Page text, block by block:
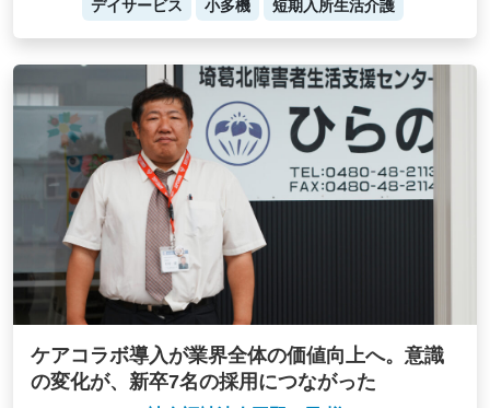
デイサービス
小多機 短期入所生活介護
ケアコラボ導入が業界全体の価値向上へ。意識
の変化が、新卒7名の採用につながった